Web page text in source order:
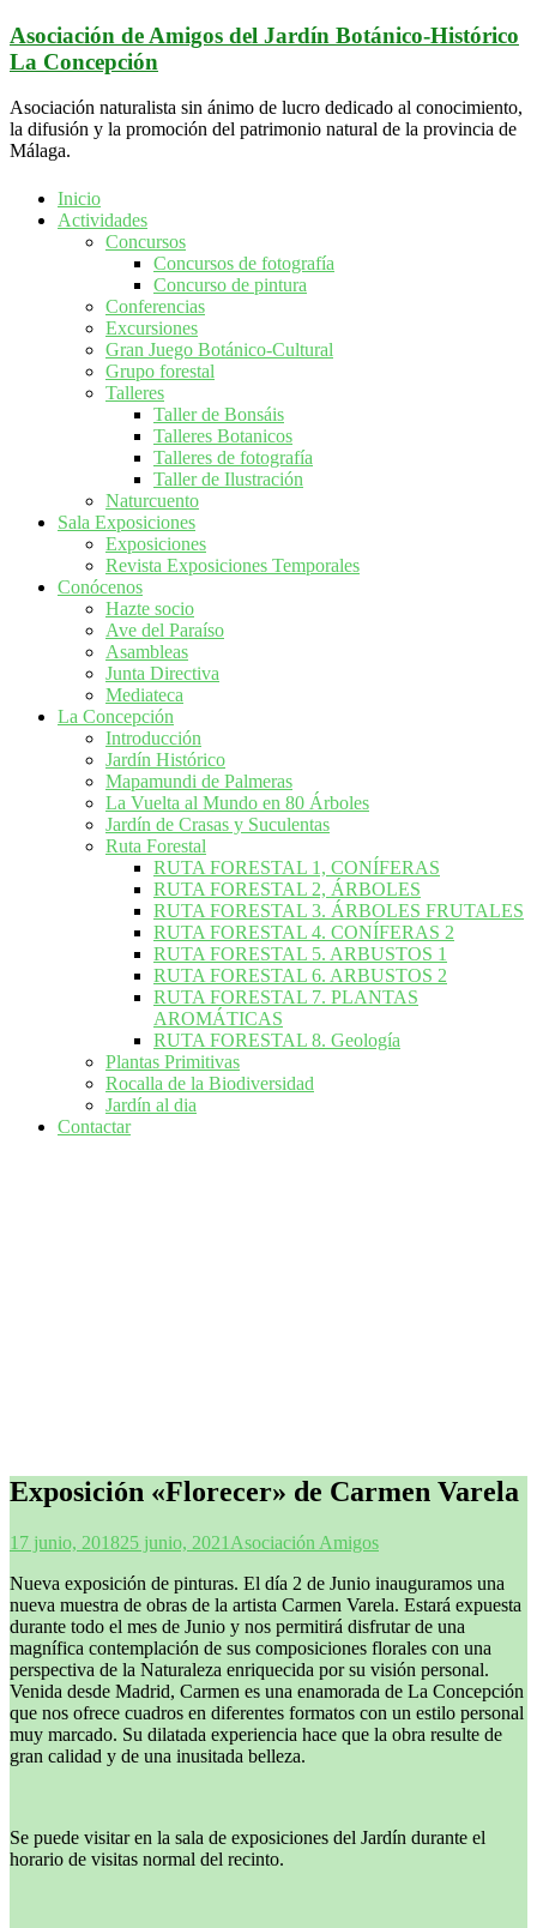
Saltar
al
contenido
Asociación de Amigos del Jardín Botánico-Histórico
La Concepción
Asociación naturalista sin ánimo de lucro dedicado al conocimiento,
la difusión y la promoción del patrimonio natural de la provincia de
Málaga.
Inicio
Actividades
Concursos
Concursos de fotografía
Concurso de pintura
Conferencias
Excursiones
Gran Juego Botánico-Cultural
Grupo forestal
Talleres
Taller de Bonsáis
Talleres Botanicos
Talleres de fotografía
Taller de Ilustración
Naturcuento
Sala Exposiciones
Exposiciones
Revista Exposiciones Temporales
Conócenos
Hazte socio
Ave del Paraíso
Asambleas
Junta Directiva
Mediateca
La Concepción
Introducción
Jardín Histórico
Mapamundi de Palmeras
La Vuelta al Mundo en 80 Árboles
Jardín de Crasas y Suculentas
Ruta Forestal
RUTA FORESTAL 1, CONÍFERAS
RUTA FORESTAL 2, ÁRBOLES
RUTA FORESTAL 3. ÁRBOLES FRUTALES
RUTA FORESTAL 4. CONÍFERAS 2
RUTA FORESTAL 5. ARBUSTOS 1
RUTA FORESTAL 6. ARBUSTOS 2
RUTA FORESTAL 7. PLANTAS
AROMÁTICAS
RUTA FORESTAL 8. Geología
Plantas Primitivas
Rocalla de la Biodiversidad
Jardín al dia
Contactar
Exposición «Florecer» de Carmen Varela
17 junio, 201825 junio, 2021 Asociación Amigos
Nueva exposición de pinturas. El día 2 de Junio inauguramos una
nueva muestra de obras de la artista Carmen Varela. Estará expuesta
durante todo el mes de Junio y nos permitirá disfrutar de una
magnífica contemplación de sus composiciones florales con una
perspectiva de la Naturaleza enriquecida por su visión personal.
Venida desde Madrid, Carmen es una enamorada de La Concepción
que nos ofrece cuadros en diferentes formatos con un estilo personal
muy marcado. Su dilatada experiencia hace que la obra resulte de
gran calidad y de una inusitada belleza.
Se puede visitar en la sala de exposiciones del Jardín durante el
horario de visitas normal del recinto.